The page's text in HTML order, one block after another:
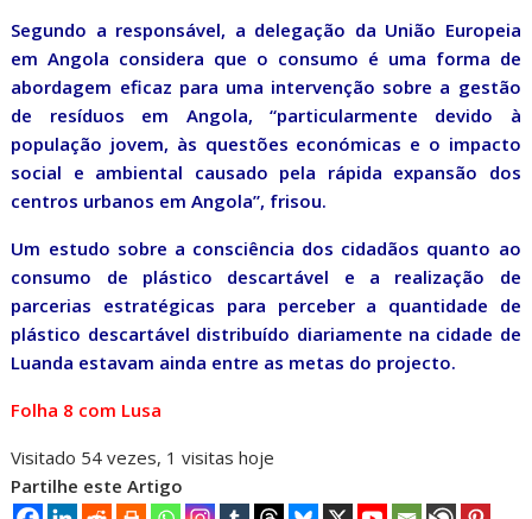
Segundo a responsável, a delegação da União Europeia
em Angola considera que o consumo é uma forma de
abordagem eficaz para uma intervenção sobre a gestão
de resíduos em Angola, “particularmente devido à
população jovem, às questões económicas e o impacto
social e ambiental causado pela rápida expansão dos
centros urbanos em Angola”, frisou.
Um estudo sobre a consciência dos cidadãos quanto ao
consumo de plástico descartável e a realização de
parcerias estratégicas para perceber a quantidade de
plástico descartável distribuído diariamente na cidade de
Luanda estavam ainda entre as metas do projecto.
Folha 8 com Lusa
Visitado 54 vezes, 1 visitas hoje
Partilhe este Artigo